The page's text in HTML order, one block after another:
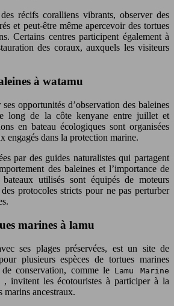
récifs coralliens vibrants, observer des
et peut-être même apercevoir des tortues
Certains centres participent également à
des coraux, auxquels les visiteurs
à watamu
opportunités d’observation des baleines
long de la côte kenyane entre juillet et
en bateau écologiques sont organisées
engagés dans la protection marine.
par des guides naturalistes qui partagent
des baleines et l’importance de
utilisés sont équipés de moteurs
protocoles stricts pour ne pas perturber
marines à lamu
ses plages préservées, est un site de
plusieurs espèces de tortues marines
conservation, comme le Lamu Marine
, invitent les écotouristes à participer à la
marins ancestraux.